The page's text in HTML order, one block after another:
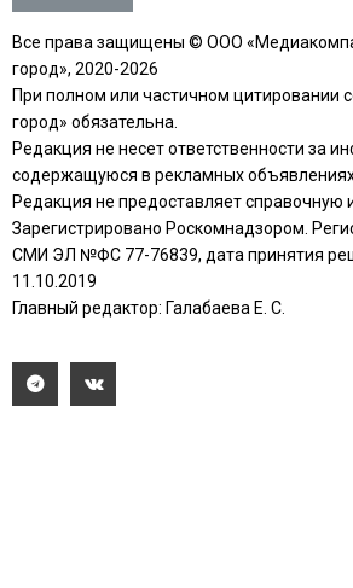
Все права защищены © ООО
город», 2020-2026
При полном или частичном цитировании
город» обязательна.
Редакция не несет ответственности за
содержащуюся в рекламных
Редакция не предоставляет
Зарегистрировано Роскомнадзором.
СМИ ЭЛ №ФС 77-76839, дата принятия
11.10.2019
Главный редактор: Галабаева Е. С.